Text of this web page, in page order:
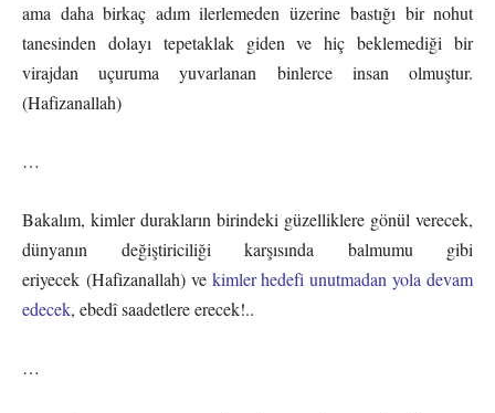
ama daha birkaç adım ilerlemeden üzerine bastığı bir nohut
tanesinden dolayı tepetaklak giden ve hiç beklemediği bir
virajdan uçuruma yuvarlanan binlerce insan olmuştur.
(Hafizanallah)
…
Bakalım, kimler durakların birindeki güzelliklere gönül verecek,
dünyanın değiştiriciliği karşısında balmumu gibi
eriyecek (Hafizanallah) ve kimler hedefi unutmadan yola devam
edecek, ebedî saadetlere erecek!..
…